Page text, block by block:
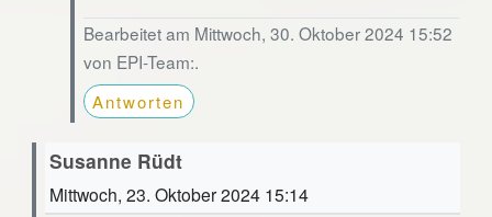
Bearbeitet am Mittwoch, 30. Oktober 2024 15:52
von EPI-Team:.
Antworten
Susanne Rüdt
Mittwoch, 23. Oktober 2024 15:14